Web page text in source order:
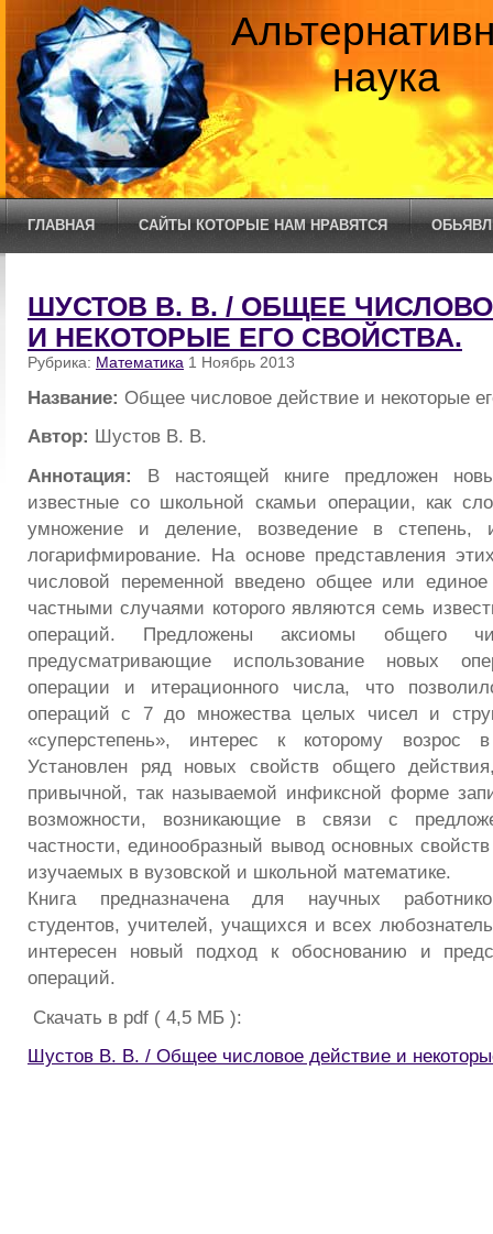
наука
ГЛАВНАЯ САЙТЫ КОТОРЫЕ НАМ НРАВЯТСЯ
ШУСТОВ В. В. / ОБЩЕЕ
И НЕКОТОРЫЕ ЕГО СВОЙСТВА.
Рубрика: Математика 1 Ноябрь 2013
Название: Общее числовое действие и некоторые
Автор: Шустов В. В.
Аннотация: В настоящей книге предложен
известные со школьной скамьи операции, как
умножение и деление, возведение в степень,
логарифмирование. На основе представления
числовой переменной введено общее или единое
частными случаями которого являются семь
операций. Предложены аксиомы общего
предусматривающие использование новых
операции и итерационного числа, что
операций с 7 до множества целых чисел и
«суперстепень», интерес к которому возрос
Установлен ряд новых свойств общего
привычной, так называемой инфиксной форме
возможности, возникающие в связи с
частности, единообразный вывод основных
изучаемых в вузовской и школьной математике.
Книга предназначена для научных
студентов, учителей, учащихся и всех
интересен новый подход к обоснованию и
операций.
Скачать в pdf ( 4,5 МБ ):
Шустов В. В. / Общее числовое действие и